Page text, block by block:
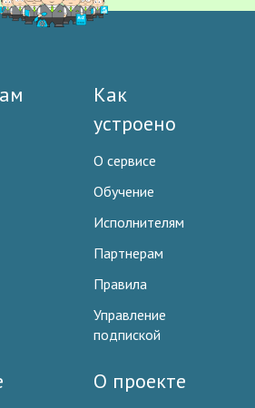
Как
устроено
О сервисе
Обучение
Исполнителям
Партнерам
Правила
Управление
подпиской
О проекте